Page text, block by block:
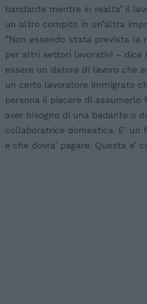
bandante mentre in realta’ il
un altro compito in un’altra
”Non essendo stata prevista la
per altri settori lavorativi – dice
essere un datore di lavoro che
un certo lavoratore immigrato
persona il piacere di assumerlo
aver bisogno di una badante o
collaboratrice domestica. E’ un
e che dovra’ pagare. Questa e’